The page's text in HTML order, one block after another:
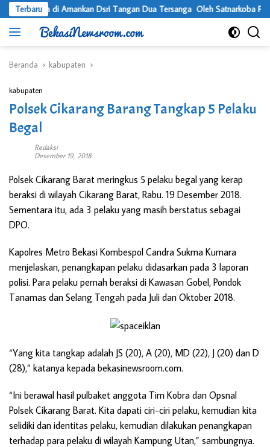
Langsung
ke
konten
Terbaru
Kilo Ganja di Amankan Dsri Tangan Dua Tersanga Oleh Satnarkoba
Beranda kabupaten
kabupaten
Polsek Cikarang Barang Tangkap 5 Pelaku
Begal
Redaksi
Desember 19, 2018
Polsek Cikarang Barat meringkus 5 pelaku begal yang kerap
beraksi di wilayah Cikarang Barat, Rabu. 19 Desember 2018.
Sementara itu, ada 3 pelaku yang masih berstatus sebagai
DPO.
Kapolres Metro Bekasi Kombespol Candra Sukma Kumara
menjelaskan, penangkapan pelaku didasarkan pada 3 laporan
polisi. Para pelaku pernah beraksi di Kawasan Gobel, Pondok
Tanamas dan Selang Tengah pada Juli dan Oktober 2018.
“Yang kita tangkap adalah JS (20), A (20), MD (22), J (20) dan D
(28),” katanya kepada bekasinewsroom.com.
“Ini berawal hasil pulbaket anggota Tim Kobra dan Opsnal
Polsek Cikarang Barat. Kita dapati ciri-ciri pelaku, kemudian kita
selidiki dan identitas pelaku, kemudian dilakukan penangkapan
terhadap para pelaku di wilayah Kampung Utan,” sambungnya.